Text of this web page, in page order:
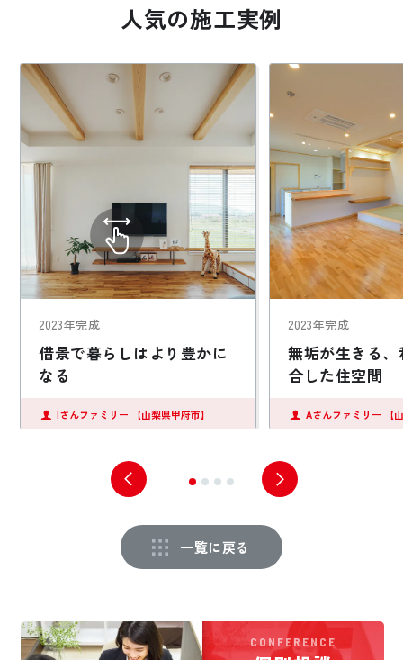
人気の施工実例
2023年完成
借景で暮らしはより豊かに
なる
Iさんファミリー 【山梨県甲府市】
2023年完成
無垢が生きる
合した住空間
Aさんファミリー 【
一覧に戻る
CONFERENCE